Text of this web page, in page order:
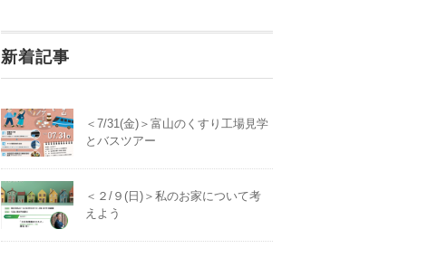
新着記事
＜7/31(金)＞富山のくすり工場見学
とバスツアー
＜２/９(日)＞私のお家について考
えよう